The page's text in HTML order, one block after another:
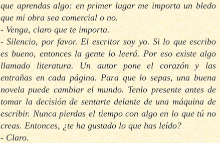
que aprendas algo: en primer lugar me importa un bledo
que mi obra sea comercial o no.
- Venga, claro que te importa.
- Silencio, por favor. El escritor soy yo. Si lo que escribo
es bueno, entonces la gente lo leerá. Por eso existe algo
llamado literatura. Un autor pone el corazón y las
entrañas en cada página. Para que lo sepas, una buena
novela puede cambiar el mundo. Tenlo presente antes de
tomar la decisión de sentarte delante de una máquina de
escribir. Nunca pierdas el tiempo con algo en lo que tú no
creas. Entonces, ¿te ha gustado lo que has leído?
- Claro.